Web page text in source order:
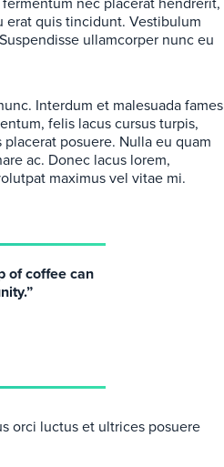
erat quis tincidunt. Vestibulum
ullamcorper nunc eu
Interdum et malesuada fames
felis lacus cursus turpis,
posuere. Nulla eu quam
ac. Donec lacus lorem,
maximus vel vitae mi.
of coffee can
orci luctus et ultrices posuere